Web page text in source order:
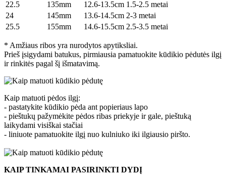
22.5 135mm 12.6-13.5cm 1.5-2.5 metai
24
145mm 13.6-14.5cm 2-3 metai
25.5
155mm 14.6-15.5cm 2.5-3.5 metai
* Amžiaus ribos yra nurodytos apytiksliai.
Prieš įsigydami batukus, pirmiausia pamatuokite kūdikio pėdutės ilgį
ir rinkitės pagal šį išmatavimą.
Kaip matuoti pėdos ilgį:
- pastatykite kūdikio pėda ant popieriaus lapo
- pieštukų pažymėkite pėdos ribas priekyje ir gale, pieštuką
laikydami visiškai stačiai
- liniuote pamatuokite ilgį nuo kulniuko iki ilgiausio piršto.
KAIP TINKAMAI PASIRINKTI DYDĮ